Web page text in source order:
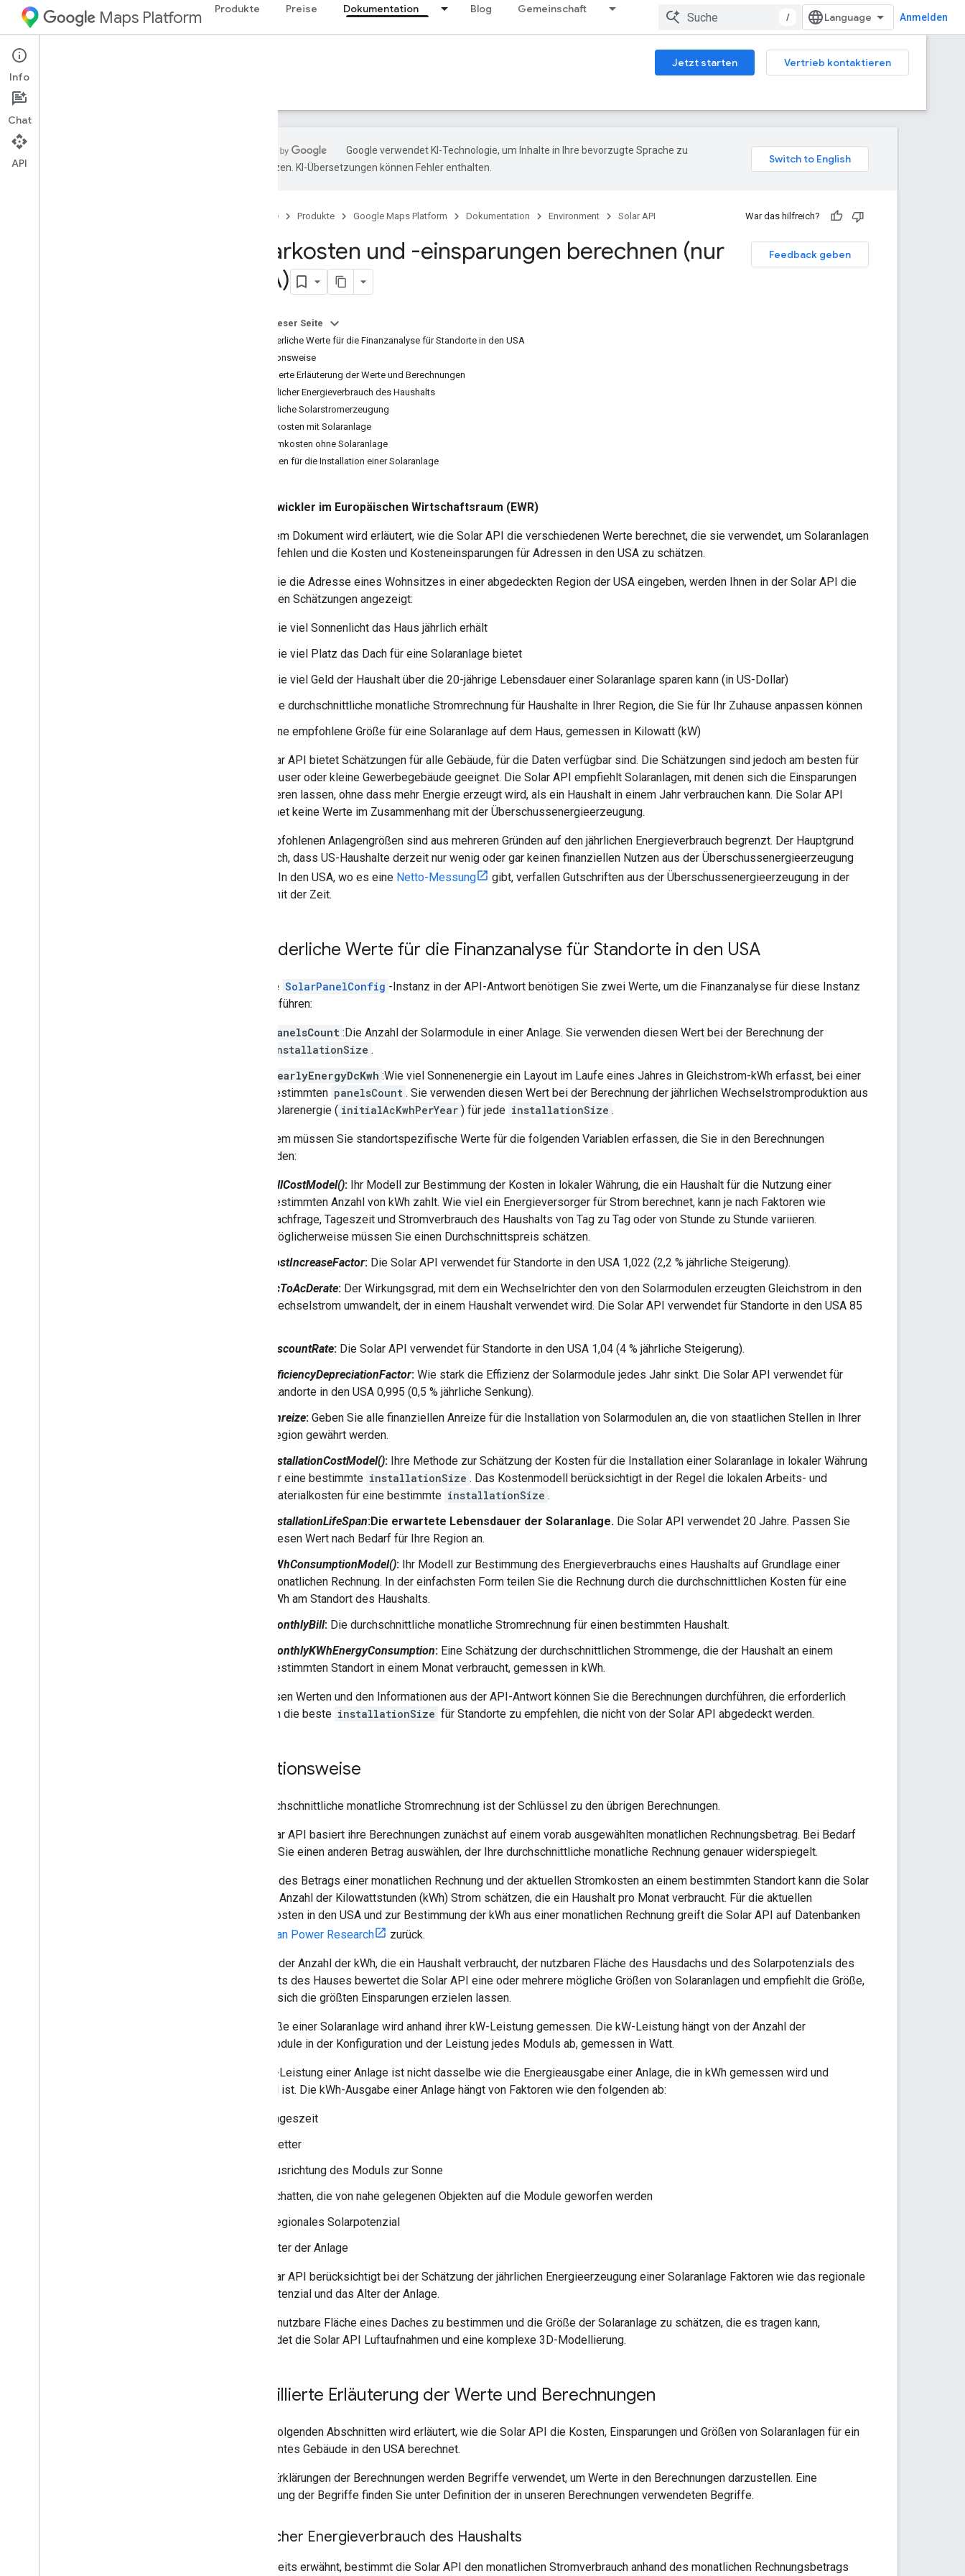
Maps Platform Produkte Preise Dokumentation Blog Gemeinschaft
/ Anmelden
Environment Jetzt starten
Vertrieb kontaktieren
Leitfäden
Google verwendet KI-Technologie, um Inhalte in Ihre bevorzugte Sprache zu
übersetzen. KI-Übersetzungen können Fehler enthalten.
Startseite Produkte Google Maps Platform Dokumentation Environment Solar API War das hilfreich?
Feedback geben
Solarkosten und -einsparungen berechnen (nur
USA)
Auf dieser Seite
Erforderliche Werte für die Finanzanalyse für Standorte in den USA
Funktionsweise
Detaillierte Erläuterung der Werte und Berechnungen
Jährlicher Energieverbrauch des Haushalts
Jährliche Solarstromerzeugung
Stromkosten mit Solaranlage
Stromkosten ohne Solaranlage
Kosten für die Installation einer Solaranlage
Entwickler im Europäischen Wirtschaftsraum (EWR)
In diesem Dokument wird erläutert, wie die Solar API die verschiedenen Werte berechnet, die sie verwendet, um Solaranlagen
zu empfehlen und die Kosten und Kosteneinsparungen für Adressen in den USA zu schätzen.
Wenn Sie die Adresse eines Wohnsitzes in einer abgedeckten Region der USA eingeben, werden Ihnen in der Solar API die
folgenden Schätzungen angezeigt:
Wie viel Sonnenlicht das Haus jährlich erhält
Wie viel Platz das Dach für eine Solaranlage bietet
Wie viel Geld der Haushalt über die 20-jährige Lebensdauer einer Solaranlage sparen kann (in US-Dollar)
Die durchschnittliche monatliche Stromrechnung für Haushalte in Ihrer Region, die Sie für Ihr Zuhause anpassen können
Eine empfohlene Größe für eine Solaranlage auf dem Haus, gemessen in Kilowatt (kW)
Die Solar API bietet Schätzungen für alle Gebäude, für die Daten verfügbar sind. Die Schätzungen sind jedoch am besten für
Wohnhäuser oder kleine Gewerbegebäude geeignet. Die Solar API empfiehlt Solaranlagen, mit denen sich die Einsparungen
maximieren lassen, ohne dass mehr Energie erzeugt wird, als ein Haushalt in einem Jahr verbrauchen kann. Die Solar API
berechnet keine Werte im Zusammenhang mit der Überschussenergieerzeugung.
Die empfohlenen Anlagengrößen sind aus mehreren Gründen auf den jährlichen Energieverbrauch begrenzt. Der Hauptgrund
ist jedoch, dass US-Haushalte derzeit nur wenig oder gar keinen finanziellen Nutzen aus der Überschussenergieerzeugung
ziehen. In den USA, wo es eine Netto-Messung
gibt, verfallen Gutschriften aus der Überschussenergieerzeugung in der
Regel mit der Zeit.
Erforderliche Werte für die Finanzanalyse für Standorte in den USA
Für jede SolarPanelConfig -Instanz in der API-Antwort benötigen Sie zwei Werte, um die Finanzanalyse für diese Instanz
durchzuführen:
panelsCount :Die Anzahl der Solarmodule in einer Anlage. Sie verwenden diesen Wert bei der Berechnung der
installationSize .
yearlyEnergyDcKwh :Wie viel Sonnenenergie ein Layout im Laufe eines Jahres in Gleichstrom-kWh erfasst, bei einer
bestimmten panelsCount . Sie verwenden diesen Wert bei der Berechnung der jährlichen Wechselstromproduktion aus
Solarenergie ( initialAcKwhPerYear ) für jede installationSize .
Außerdem müssen Sie standortspezifische Werte für die folgenden Variablen erfassen, die Sie in den Berechnungen
verwenden:
billCostModel(): Ihr Modell zur Bestimmung der Kosten in lokaler Währung, die ein Haushalt für die Nutzung einer
bestimmten Anzahl von kWh zahlt. Wie viel ein Energieversorger für Strom berechnet, kann je nach Faktoren wie
Nachfrage, Tageszeit und Stromverbrauch des Haushalts von Tag zu Tag oder von Stunde zu Stunde variieren.
Möglicherweise müssen Sie einen Durchschnittspreis schätzen.
costIncreaseFactor: Die Solar API verwendet für Standorte in den USA 1,022 (2,2 % jährliche Steigerung).
dcToAcDerate: Der Wirkungsgrad, mit dem ein Wechselrichter den von den Solarmodulen erzeugten Gleichstrom in den
Wechselstrom umwandelt, der in einem Haushalt verwendet wird. Die Solar API verwendet für Standorte in den USA 85
discountRate: Die Solar API verwendet für Standorte in den USA 1,04 (4 % jährliche Steigerung).
efficiencyDepreciationFactor: Wie stark die Effizienz der Solarmodule jedes Jahr sinkt. Die Solar API verwendet für
Standorte in den USA 0,995 (0,5 % jährliche Senkung).
Anreize: Geben Sie alle finanziellen Anreize für die Installation von Solarmodulen an, die von staatlichen Stellen in Ihrer
Region gewährt werden.
installationCostModel(): Ihre Methode zur Schätzung der Kosten für die Installation einer Solaranlage in lokaler Währung
für eine bestimmte installationSize . Das Kostenmodell berücksichtigt in der Regel die lokalen Arbeits- und
Materialkosten für eine bestimmte installationSize .
installationLifeSpan:Die erwartete Lebensdauer der Solaranlage. Die Solar API verwendet 20 Jahre. Passen Sie
diesen Wert nach Bedarf für Ihre Region an.
kWhConsumptionModel(): Ihr Modell zur Bestimmung des Energieverbrauchs eines Haushalts auf Grundlage einer
monatlichen Rechnung. In der einfachsten Form teilen Sie die Rechnung durch die durchschnittlichen Kosten für eine
kWh am Standort des Haushalts.
monthlyBill: Die durchschnittliche monatliche Stromrechnung für einen bestimmten Haushalt.
monthlyKWhEnergyConsumption: Eine Schätzung der durchschnittlichen Strommenge, die der Haushalt an einem
bestimmten Standort in einem Monat verbraucht, gemessen in kWh.
Mit diesen Werten und den Informationen aus der API-Antwort können Sie die Berechnungen durchführen, die erforderlich
sind, um die beste installationSize für Standorte zu empfehlen, die nicht von der Solar API abgedeckt werden.
Funktionsweise
Die durchschnittliche monatliche Stromrechnung ist der Schlüssel zu den übrigen Berechnungen.
Die Solar API basiert ihre Berechnungen zunächst auf einem vorab ausgewählten monatlichen Rechnungsbetrag. Bei Bedarf
können Sie einen anderen Betrag auswählen, der Ihre durchschnittliche monatliche Rechnung genauer widerspiegelt.
Anhand des Betrags einer monatlichen Rechnung und der aktuellen Stromkosten an einem bestimmten Standort kann die Solar
API die Anzahl der Kilowattstunden (kWh) Strom schätzen, die ein Haushalt pro Monat verbraucht. Für die aktuellen
Stromkosten in den USA und zur Bestimmung der kWh aus einer monatlichen Rechnung greift die Solar API auf Datenbanken
Clean Power Research zurück.
Anhand der Anzahl der kWh, die ein Haushalt verbraucht, der nutzbaren Fläche des Hausdachs und des Solarpotenzials des
Standorts des Hauses bewertet die Solar API eine oder mehrere mögliche Größen von Solaranlagen und empfiehlt die Größe,
mit der sich die größten Einsparungen erzielen lassen.
Die Größe einer Solaranlage wird anhand ihrer kW-Leistung gemessen. Die kW-Leistung hängt von der Anzahl der
Solarmodule in der Konfiguration und der Leistung jedes Moduls ab, gemessen in Watt.
Die kW-Leistung einer Anlage ist nicht dasselbe wie die Energieausgabe einer Anlage, die in kWh gemessen wird und
variabel ist. Die kWh-Ausgabe einer Anlage hängt von Faktoren wie den folgenden ab:
Tageszeit
Wetter
Ausrichtung des Moduls zur Sonne
Schatten, die von nahe gelegenen Objekten auf die Module geworfen werden
Regionales Solarpotenzial
Alter der Anlage
Die Solar API berücksichtigt bei der Schätzung der jährlichen Energieerzeugung einer Solaranlage Faktoren wie das regionale
Solarpotenzial und das Alter der Anlage.
Um die nutzbare Fläche eines Daches zu bestimmen und die Größe der Solaranlage zu schätzen, die es tragen kann,
verwendet die Solar API Luftaufnahmen und eine komplexe 3D-Modellierung.
Detaillierte Erläuterung der Werte und Berechnungen
In den folgenden Abschnitten wird erläutert, wie die Solar API die Kosten, Einsparungen und Größen von Solaranlagen für ein
bestimmtes Gebäude in den USA berechnet.
In den Erklärungen der Berechnungen werden Begriffe verwendet, um Werte in den Berechnungen darzustellen. Eine
Erläuterung der Begriffe finden Sie unter Definition der in unseren Berechnungen verwendeten Begriffe.
Jährlicher Energieverbrauch des Haushalts
Wie bereits erwähnt, bestimmt die Solar API den monatlichen Stromverbrauch anhand des monatlichen Rechnungsbetrags
Info
Chat
API